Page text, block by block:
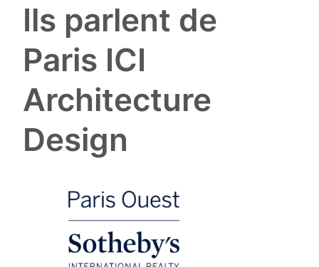
Ils parlent de
Paris ICI
Architecture
Design